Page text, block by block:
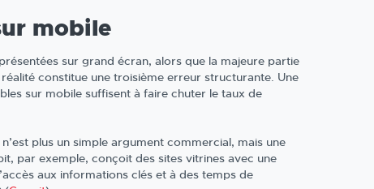
mobile
sur grand écran, alors que la majeure partie
constitue une troisième erreur structurante. Une
sur mobile suffisent à faire chuter le taux de
plus un simple argument commercial, mais une
par exemple, conçoit des sites vitrines avec une
aux informations clés et à des temps de